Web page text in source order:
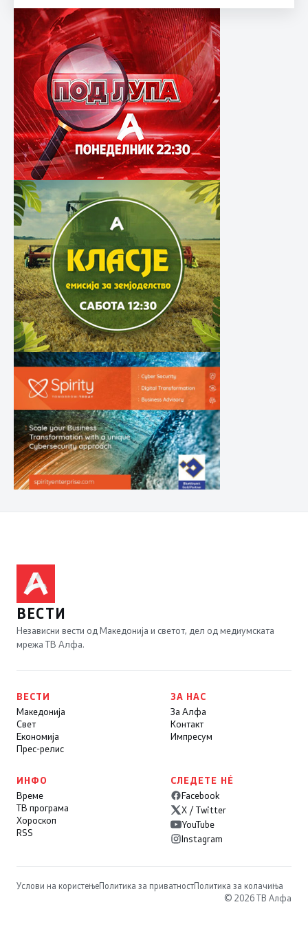
ВЕСТИ
Независни вести од Македонија и светот, дел од медиумската
мрежа ТВ Алфа.
ВЕСТИ
Македонија
Свет
Економија
Прес-релис
ЗА НАС
За Алфа
Контакт
Импресум
ИНФО
Време
ТВ програма
Хороскоп
RSS
СЛЕДЕТЕ НÉ
Facebook
X / Twitter
YouTube
Instagram
Услови на користењеПолитика за приватностПолитика за колачиња
© 2026 ТВ Алфа